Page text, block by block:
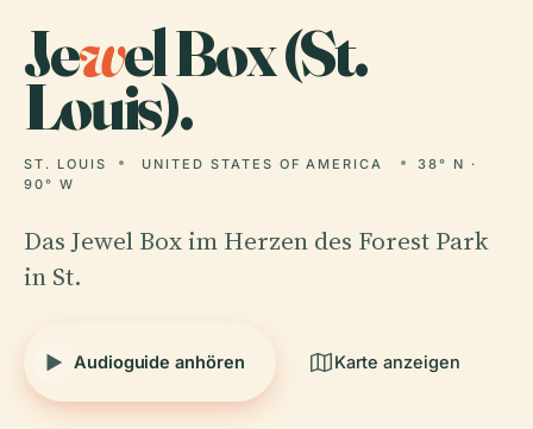
Jewel Box (St.
Louis).
ST. LOUIS UNITED STATES OF AMERICA
38° N ·
90° W
Das Jewel Box im Herzen des Forest Park
in St.
Audioguide anhören Karte anzeigen